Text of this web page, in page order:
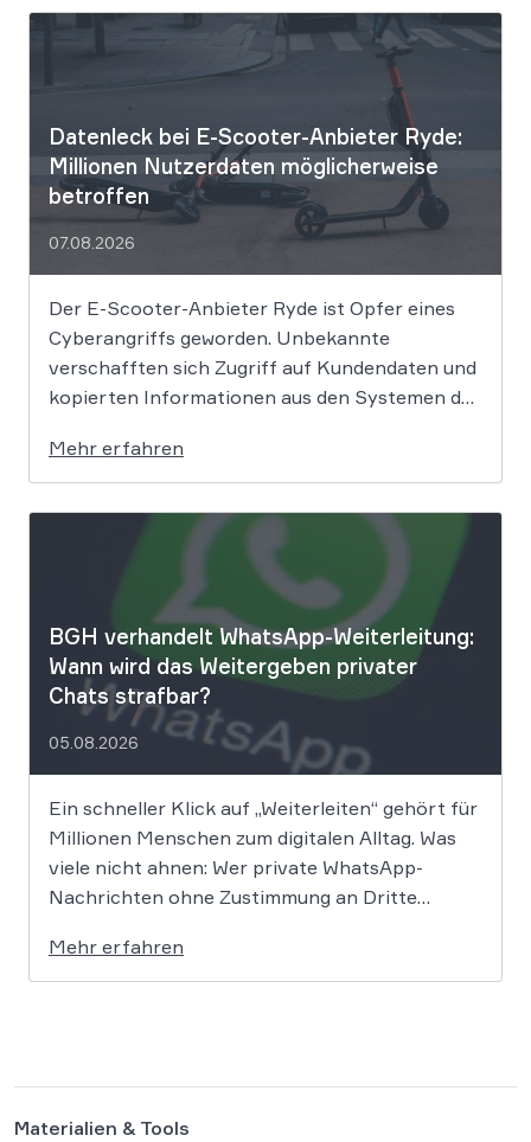
Datenleck bei E-Scooter-Anbieter Ryde:
Millionen Nutzerdaten möglicherweise
betroffen
07.08.2026
Der E-Scooter-Anbieter Ryde ist Opfer eines
Cyberangriffs geworden. Unbekannte
verschafften sich Zugriff auf Kundendaten und
kopierten Informationen aus den Systemen des
für Betroffene hat, ist derzeit noch nicht
vollständig absehbar. Der Mobilitätsanbieter
Ryde hat seine Kunden über einen
Sicherheitsvorfall informiert. Nach Angaben
Mehr erfahren
BGH verhandelt WhatsApp-Weiterleitung:
Wann wird das Weitergeben privater
Chats strafbar?
05.08.2026
Ein schneller Klick auf „Weiterleiten“ gehört für
Millionen Menschen zum digitalen Alltag. Was
viele nicht ahnen: Wer private WhatsApp-
Nachrichten ohne Zustimmung an Dritte
dünnem Eis. Der Bundesgerichtshof befasst
sich derzeit mit der Frage, ob eine solche
Mehr erfahren
Materialien & Tools